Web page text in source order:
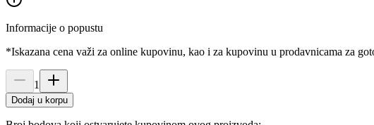
Informacije o popustu
*Iskazana cena važi za online kupovinu, kao i za kupovinu u prodavnicama za
1
Dodaj u korpu